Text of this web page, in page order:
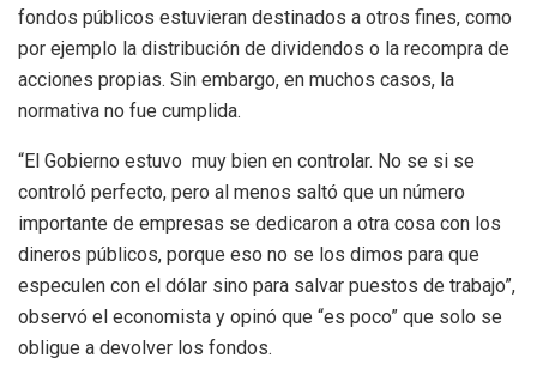
fondos públicos estuvieran destinados a otros fines, como
por ejemplo la distribución de dividendos o la recompra de
acciones propias. Sin embargo, en muchos casos, la
normativa no fue cumplida.
“El Gobierno estuvo muy bien en controlar. No se si se
controló perfecto, pero al menos saltó que un número
importante de empresas se dedicaron a otra cosa con los
dineros públicos, porque eso no se los dimos para que
especulen con el dólar sino para salvar puestos de trabajo”,
observó el economista y opinó que “es poco” que solo se
obligue a devolver los fondos.